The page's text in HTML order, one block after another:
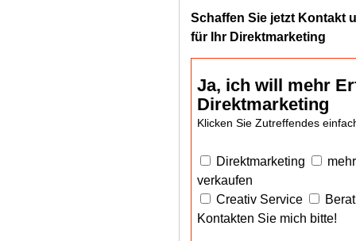
Schaffen Sie jetzt Kontakt
für Ihr Direktmarketing
Ja, ich will mehr
Direktmarketing
Klicken Sie Zutreffendes
Direktmarketing
verkaufen
Creativ Service
Kontakten Sie mich bitte!